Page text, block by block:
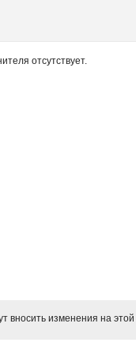
отсутствует.
вносить изменения на